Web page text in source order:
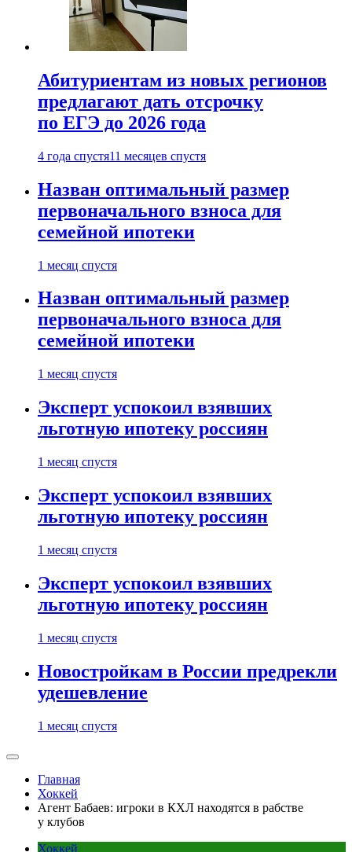
Абитуриентам из новых регионов
предлагают дать отсрочку
по ЕГЭ до 2026 года
4 года спустя11 месяцев спустя
Назван оптимальный размер
первоначального взноса для
семейной ипотеки
1 месяц спустя
Назван оптимальный размер
первоначального взноса для
семейной ипотеки
1 месяц спустя
Эксперт успокоил взявших
льготную ипотеку россиян
1 месяц спустя
Эксперт успокоил взявших
льготную ипотеку россиян
1 месяц спустя
Эксперт успокоил взявших
льготную ипотеку россиян
1 месяц спустя
Новостройкам в России предрекли
удешевление
1 месяц спустя
Главная
Хоккей
Агент Бабаев: игроки в КХЛ находятся в рабстве
у клубов
Хоккей